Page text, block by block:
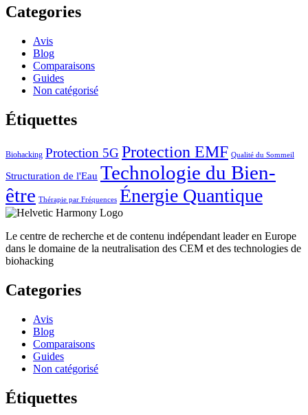
Categories
Avis
Blog
Comparaisons
Guides
Non catégorisé
Étiquettes
Biohacking Protection 5G Protection EMF Qualité du Sommeil
Structuration de l'Eau Technologie du Bien-
être Thérapie par Fréquences Énergie Quantique
Le centre de recherche et de contenu indépendant leader en Europe
dans le domaine de la neutralisation des CEM et des technologies de
biohacking
Categories
Avis
Blog
Comparaisons
Guides
Non catégorisé
Étiquettes